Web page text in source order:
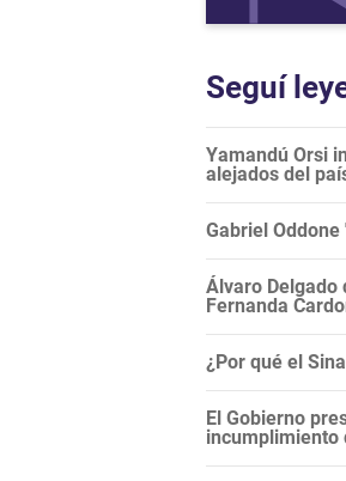
Seguí
Yamandú Orsi
alejados del
Gabriel
Álvaro Delgado
Fernanda
¿Por qué el
El Gobierno
incumplimiento